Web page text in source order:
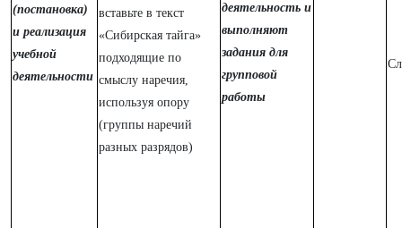
(постановка)
и реализация
учебной
деятельности
вставьте в текст
«Сибирская тайга»
подходящие по
смыслу наречия,
используя опору
(группы наречий
разных разрядов)
деятельность и
выполняют
задания для
групповой
работы